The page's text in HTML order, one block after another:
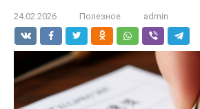
24.02.2026 Полезное admin